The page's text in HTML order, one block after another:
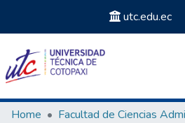
utc.edu.ec
Communities & Collections
Home